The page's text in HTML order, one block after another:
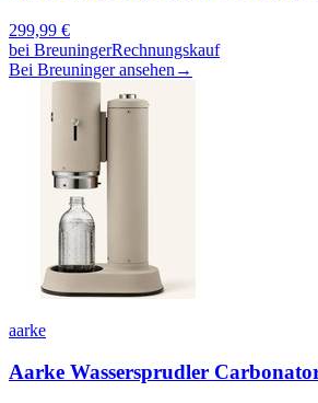
299,99 €
bei BreuningerRechnungskauf
Bei Breuninger ansehen →
aarke
Aarke Wassersprudler